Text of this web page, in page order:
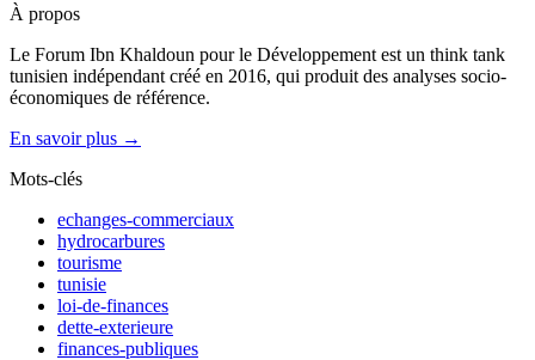
À propos
Le Forum Ibn Khaldoun pour le Développement est un think tank
tunisien indépendant créé en 2016, qui produit des analyses socio-
économiques de référence.
En savoir plus →
Mots-clés
echanges-commerciaux
hydrocarbures
tourisme
tunisie
loi-de-finances
dette-exterieure
finances-publiques